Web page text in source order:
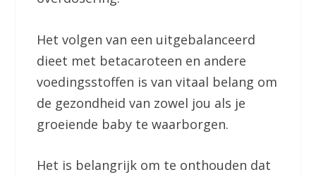
Het volgen van een uitgebalanceerd
dieet met betacaroteen en andere
voedingsstoffen is van vitaal belang om
de gezondheid van zowel jou als je
groeiende baby te waarborgen.
Het is belangrijk om te onthouden dat